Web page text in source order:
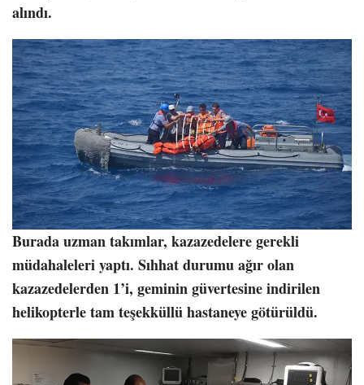
alındı.
Burada uzman takımlar, kazazedelere gerekli
müdahaleleri yaptı. Sıhhat durumu ağır olan
kazazedelerden 1’i, geminin güvertesine indirilen
helikopterle tam teşekküllü hastaneye götürüldü.